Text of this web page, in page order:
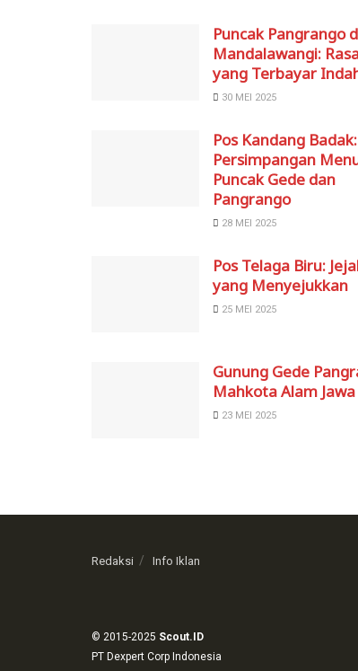
Puncak Pangrango
Mandalawangi:
yang Terbayar
30 MEI 2025
Pos Kandang Badak:
Persimpangan
Puncak Gede dan
Pangrango
28 MEI 2025
Pos Telaga Biru:
yang Menyejukkan
25 MEI 2025
Gunung Gede
Mahkota Alam
23 MEI 2025
Redaksi Info Iklan
© 2015-2025 Scout.ID
PT Dexpert Corp Indonesia